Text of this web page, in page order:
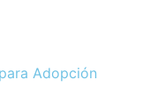
Adopción